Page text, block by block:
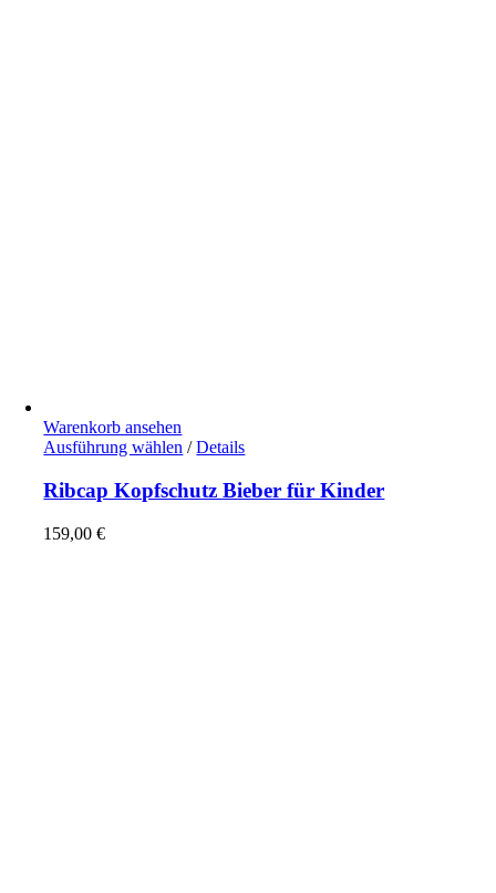
Warenkorb ansehen
Ausführung wählen Dieses
weist
mehrere
/ Details
Ribcap Kopfschutz Bieber für Kinder
159,00€